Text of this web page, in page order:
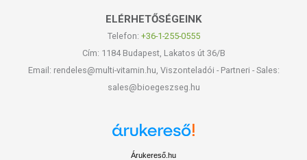
ELÉRHETŐSÉGEINK
Telefon: +36-1-255-0555
Cím: 1184 Budapest, Lakatos út 36/B
Email: rendeles@multi-vitamin.hu, Viszonteladói - Partneri - Sales:
sales@bioegeszseg.hu
Árukereső.hu